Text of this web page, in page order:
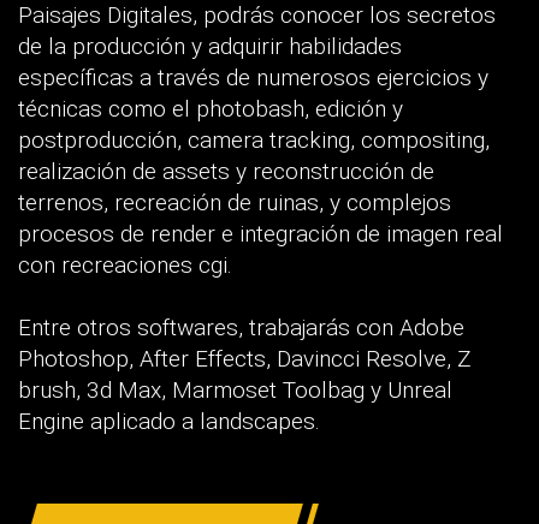
Paisajes Digitales, podrás conocer los secretos
de la producción y adquirir habilidades
específicas a través de numerosos ejercicios y
técnicas como el photobash, edición y
postproducción, camera tracking, compositing,
realización de assets y reconstrucción de
terrenos, recreación de ruinas, y complejos
procesos de render e integración de imagen real
con recreaciones cgi.
Entre otros softwares, trabajarás con Adobe
Photoshop, After Effects, Davincci Resolve, Z
brush, 3d Max, Marmoset Toolbag y Unreal
Engine aplicado a landscapes.